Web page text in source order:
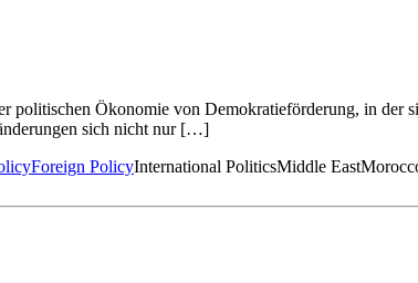
politischen Ökonomie von Demokratieförderung, in der
sich nicht nur […]
Foreign PolicyInternational PoliticsMiddle East